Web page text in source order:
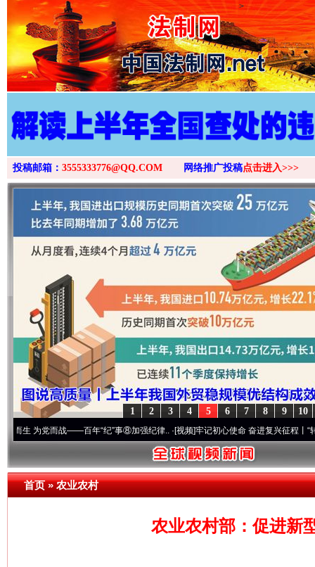
>
投稿邮箱： 3555333776@QQ.COM 网络推广投稿点击进入>>>
10
9
8
7
6
5
4
3
2
1
而战——百年“纪”事⑧加强纪律..·[视频]牢记初心使命 奋进复兴征程丨“转折之城”激
首页»农业农村
农业农村部：促进新